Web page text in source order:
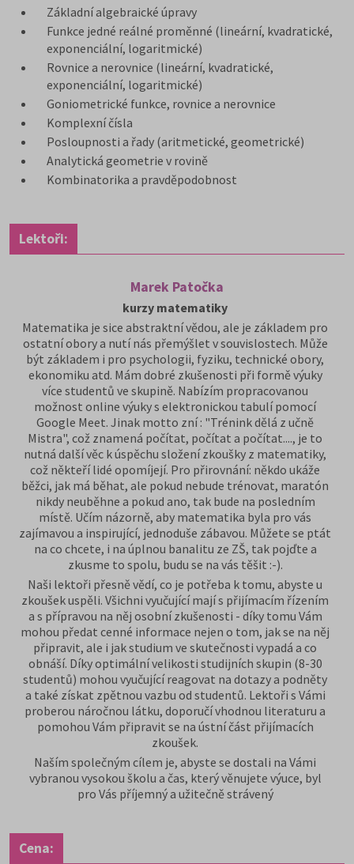
Základní algebraické úpravy
Funkce jedné reálné proměnné (lineární, kvadratické,
exponenciální, logaritmické)
Rovnice a nerovnice (lineární, kvadratické,
exponenciální, logaritmické)
Goniometrické funkce, rovnice a nerovnice
Komplexní čísla
Posloupnosti a řady (aritmetické, geometrické)
Analytická geometrie v rovině
Kombinatorika a pravděpodobnost
Lektoři:
Marek Patočka
kurzy matematiky
Matematika je sice abstraktní vědou, ale je základem pro
ostatní obory a nutí nás přemýšlet v souvislostech. Může
být základem i pro psychologii, fyziku, technické obory,
ekonomiku atd. Mám dobré zkušenosti při formě výuky
více studentů ve skupině. Nabízím propracovanou
možnost online výuky s elektronickou tabulí pomocí
Google Meet. Jinak motto zní : "Trénink dělá z učně
Mistra", což znamená počítat, počítat a počítat...., je to
nutná další věc k úspěchu složení zkoušky z matematiky,
což někteří lidé opomíjejí. Pro přirovnání: někdo ukáže
běžci, jak má běhat, ale pokud nebude trénovat, maratón
nikdy neuběhne a pokud ano, tak bude na posledním
místě. Učím názorně, aby matematika byla pro vás
zajímavou a inspirující, jednoduše zábavou. Můžete se ptát
na co chcete, i na úplnou banalitu ze ZŠ, tak pojďte a
zkusme to spolu, budu se na vás těšit :-).
Naši lektoři přesně vědí, co je potřeba k tomu, abyste u
zkoušek uspěli. Všichni vyučující mají s přijímacím řízením
a s přípravou na něj osobní zkušenosti - díky tomu Vám
mohou předat cenné informace nejen o tom, jak se na něj
připravit, ale i jak studium ve skutečnosti vypadá a co
obnáší. Díky optimální velikosti studijních skupin (8-30
studentů) mohou vyučující reagovat na dotazy a podněty
a také získat zpětnou vazbu od studentů. Lektoři s Vámi
proberou náročnou látku, doporučí vhodnou literaturu a
pomohou Vám připravit se na ústní část přijímacích
zkoušek.
Naším společným cílem je, abyste se dostali na Vámi
vybranou vysokou školu a čas, který věnujete výuce, byl
pro Vás příjemný a užitečně strávený
Cena: